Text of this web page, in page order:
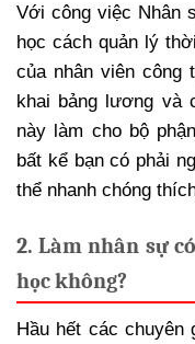
Với công việc Nhân
học cách quản lý
của nhân viên công
khai bảng lương và
này làm cho bộ
bất kể bạn có phải
thể nhanh chóng
2. Làm nhân sự
học không?
Hầu hết các chuyên